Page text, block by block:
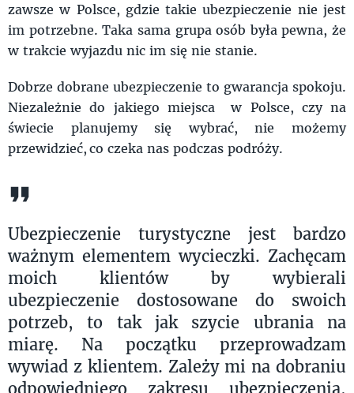
zawsze w Polsce, gdzie takie ubezpieczenie nie jest
im potrzebne. Taka sama grupa osób była pewna, że
w trakcie wyjazdu nic im się nie stanie.
Dobrze dobrane ubezpieczenie to gwarancja spokoju.
Niezależnie do jakiego miejsca w Polsce, czy na
świecie planujemy się wybrać, nie możemy
przewidzieć, co czeka nas podczas podróży.
Ubezpieczenie turystyczne jest bardzo
ważnym elementem wycieczki. Zachęcam
moich klientów by wybierali
ubezpieczenie dostosowane do swoich
potrzeb, to tak jak szycie ubrania na
miarę. Na początku przeprowadzam
wywiad z klientem. Zależy mi na dobraniu
odpowiedniego zakresu ubezpieczenia,